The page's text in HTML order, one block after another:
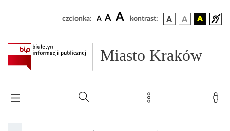
czcionka: A A A kontrast:
Miasto Kraków